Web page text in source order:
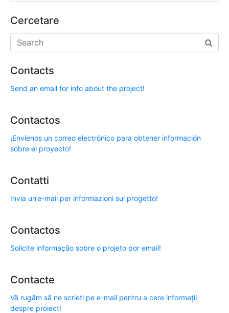
Cercetare
Contacts
Send an email for info about the project!
Contactos
¡Envíenos un correo electrónico para obtener información
sobre el proyecto!
Contatti
Invia un’e-mail per informazioni sul progetto!
Contactos
Solicite informação sobre o projeto por email!
Contacte
Vă rugăm să ne scrieți pe e-mail pentru a cere informații
despre proiect!